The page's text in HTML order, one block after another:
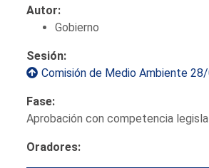
Autor:
Gobierno
Sesión:
Comisión de Medio Ambiente
Fase:
Aprobación con competencia
Oradores: